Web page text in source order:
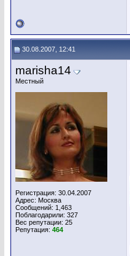
30.08.2007, 12:41
marisha14
Местный
Регистрация: 30.04.2007
Адрес: Москва
Сообщений: 1,463
Поблагодарили: 327
Вес репутации: 25
Репутация: 464